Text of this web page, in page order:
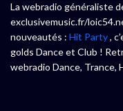
La webradio généraliste
exclusivemusic.fr/
nouveautés : Hit Party,
golds Dance et Club !
webradio Dance, Trance,